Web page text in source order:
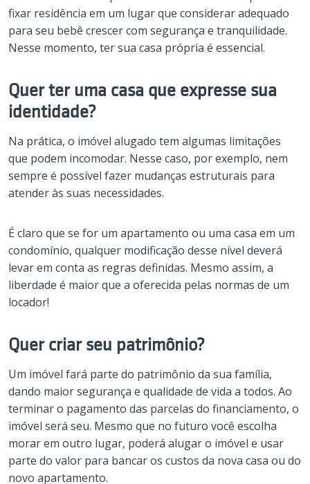
fixar residência em um lugar que considerar adequado
para seu bebê crescer com segurança e tranquilidade.
Nesse momento, ter sua casa própria é essencial.
Quer ter uma casa que expresse sua
identidade?
Na prática, o imóvel alugado tem algumas limitações
que podem incomodar. Nesse caso, por exemplo, nem
sempre é possível fazer mudanças estruturais para
atender às suas necessidades.
É claro que se for um apartamento ou uma casa em um
condomínio, qualquer modificação desse nível deverá
levar em conta as regras definidas. Mesmo assim, a
liberdade é maior que a oferecida pelas normas de um
locador!
Quer criar seu patrimônio?
Um imóvel fará parte do patrimônio da sua família,
dando maior segurança e qualidade de vida a todos. Ao
terminar o pagamento das parcelas do financiamento, o
imóvel será seu. Mesmo que no futuro você escolha
morar em outro lugar, poderá alugar o imóvel e usar
parte do valor para bancar os custos da nova casa ou do
novo apartamento.